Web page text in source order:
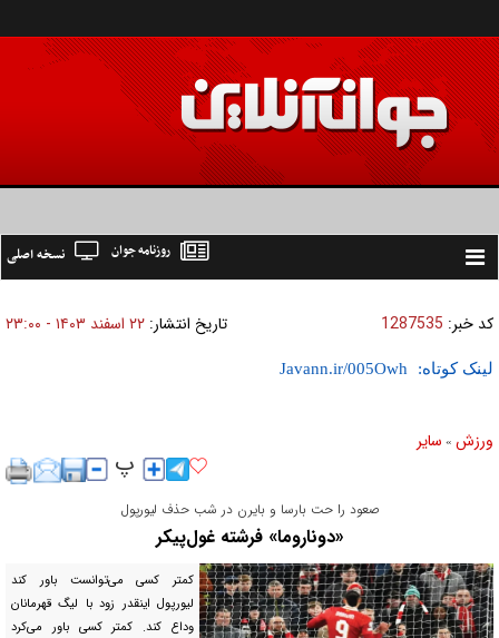
Toggle
نسخه اصلی روزنامه جوان
کد خبر: 1287535 تاریخ انتشار: ۲۲ اسفند ۱۴۰۳ - ۲۳:۰۰
لینک کوتاه:
ورزش » ساير
صعود را حت بارسا و بایرن در شب حذف لیورپول
«دوناروما» فرشته غول‌پیکر
کمتر کسی می‌توانست باور کند
لیورپول اینقدر زود با لیگ قهرمانان
وداع کند. کمتر کسی باور می‌کرد